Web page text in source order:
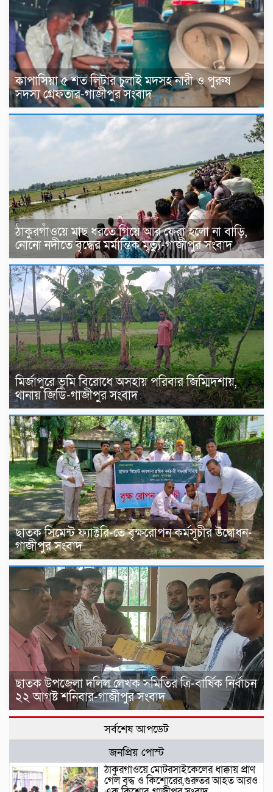
কাপাসিয়া ৫ শত লিটার চুলাই মদসহ নারী ও পুরুষ
সদস্য গ্রেফতার-গাজীপুর সংবাদ
ঠাকুরগাঁওয়ে মাছ ধরতে গিয়ে আর ফেরা হলো না বাড়ি,
নোনো নদীতে বৃদ্ধের মর্মান্তিক মৃত্যু-গাজীপুর সংবাদ
মির্জাপুরে ভূমি বিরোধে অসহায় পরিবার জিম্মিদশায়,
থানায় জিডি-গাজীপুর সংবাদ
ছাতক সিমেন্ট ফ্যাক্টরি-তে বৃক্ষরোপন কর্মসূচীর উদ্বোধন-
গাজীপুর সংবাদ
ছাতক উপজেলা দলিল লেখক সমিতির ত্রি-বার্ষিক নির্বাচন
২২ আগষ্ট শনিবার-গাজীপুর সংবাদ
সর্বশেষ আপডেট
জনপ্রিয় পোস্ট
ঠাকুরগাঁওয়ে মোটরসাইকেলের ধাক্কায় প্রাণ
গেল বৃদ্ধ ও কিশোরের,গুরুতর আহত আরও